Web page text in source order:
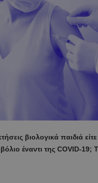
βιολογικά παιδιά
έναντι της COVID-19;